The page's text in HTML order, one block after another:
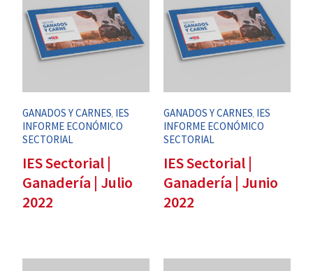
GANADOS Y CARNES IES
INFORME ECONÓMICO
SECTORIAL
IES Sectorial |
Ganadería | Julio
2022
GANADOS Y CARNES IES
INFORME ECONÓMICO
SECTORIAL
IES Sectorial |
Ganadería | Junio
2022